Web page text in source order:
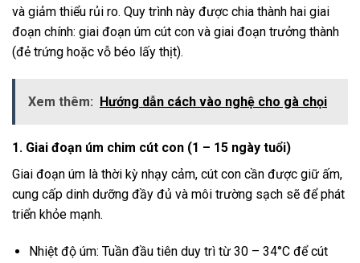
và giảm thiểu rủi ro. Quy trình này được chia thành hai giai
đoạn chính: giai đoạn úm cút con và giai đoạn trưởng thành
(đẻ trứng hoặc vỗ béo lấy thịt).
Xem thêm: Hướng dẫn cách vào nghệ cho gà chọi
1. Giai đoạn úm chim cút con (1 – 15 ngày tuổi)
Giai đoạn úm là thời kỳ nhạy cảm, cút con cần được giữ ấm,
cung cấp dinh dưỡng đầy đủ và môi trường sạch sẽ để phát
triển khỏe mạnh.
Nhiệt độ úm: Tuần đầu tiên duy trì từ 30 – 34°C để cút